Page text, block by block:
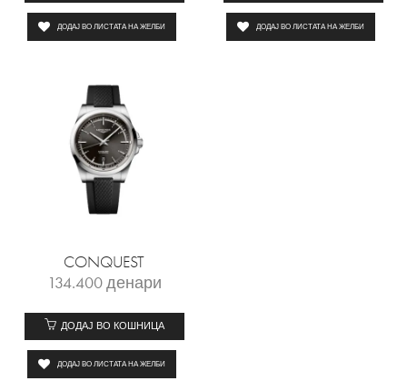
ДОДАЈ ВО ЛИСТАТА НА ЖЕЛБИ ДОДАЈ ВО ЛИСТАТА НА ЖЕЛБИ
CONQUEST
134.400денари
ДОДАЈ ВО КОШНИЦА
ДОДАЈ ВО ЛИСТАТА НА ЖЕЛБИ